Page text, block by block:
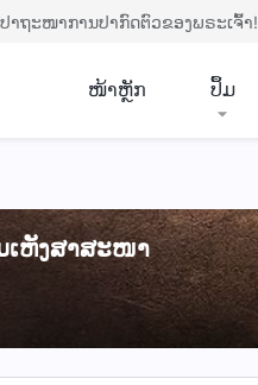
ຖະໜາການປາກົດຕົວຂອງພຣະເຈົ້າ!
​ໜ້າຫຼັກ ປຶ້ມ
ເຫັງສາສະໜາ